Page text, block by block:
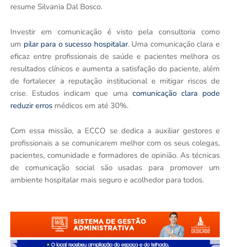
resume Silvania Dal Bosco.
Investir em comunicação é visto pela consultoria como
um pilar para o sucesso hospitalar. Uma comunicação clara e
eficaz entre profissionais de saúde e pacientes melhora os
resultados clínicos e aumenta a satisfação do paciente, além
de fortalecer a reputação institucional e mitigar riscos de
crise. Estudos indicam que uma comunicação clara pode
reduzir erros médicos em até 30%.
Com essa missão, a ECCO se dedica a auxiliar gestores e
profissionais a se comunicarem melhor com os seus colegas,
pacientes, comunidade e formadores de opinião. As técnicas
de comunicação social são usadas para promover um
ambiente hospitalar mais seguro e acolhedor para todos.